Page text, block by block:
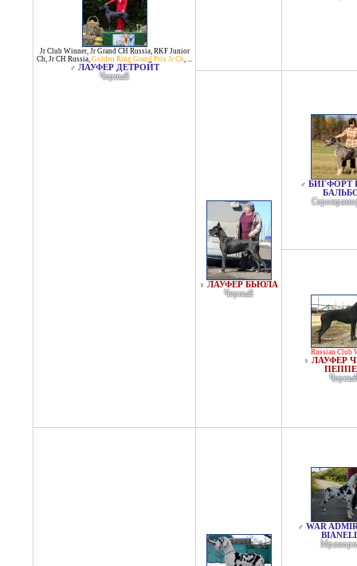
Jr Club Winner, Jr Grand CH Russia, RKF Junior
Ch, Jr CH Russia, Golden Ring Grand Prix Jr Ch, ...
♂ ЛАУФЕР ДЕТРОЙТ
Черный
♀ ЛАУФЕР БЬЮЛА
Черный
♂ БИГФОРТ
Russian Club
♀ ЛАУФЕР
♂ WAR